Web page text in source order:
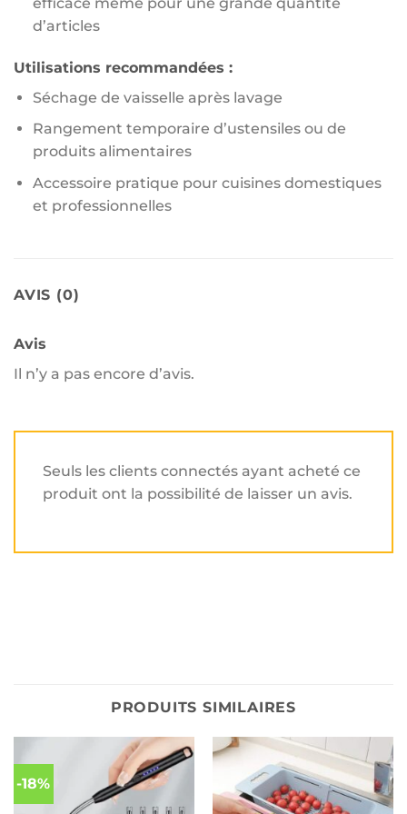
d’articles
Utilisations recommandées :
Séchage de vaisselle après lavage
Rangement temporaire d’ustensiles ou de
produits alimentaires
Accessoire pratique pour cuisines domestiques
et professionnelles
AVIS (0)
Avis
Il n’y a pas encore d’avis.
Seuls les clients connectés ayant acheté ce
produit ont la possibilité de laisser un avis.
PRODUITS SIMILAIRES
-18%